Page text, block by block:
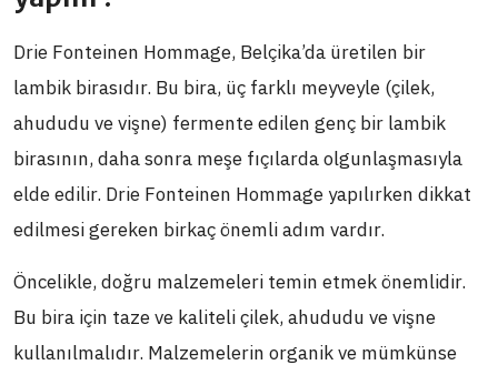
Drie Fonteinen Hommage, Belçika’da üretilen bir
lambik birasıdır. Bu bira, üç farklı meyveyle (çilek,
ahududu ve vişne) fermente edilen genç bir lambik
birasının, daha sonra meşe fıçılarda olgunlaşmasıyla
elde edilir. Drie Fonteinen Hommage yapılırken dikkat
edilmesi gereken birkaç önemli adım vardır.
Öncelikle, doğru malzemeleri temin etmek önemlidir.
Bu bira için taze ve kaliteli çilek, ahududu ve vişne
kullanılmalıdır. Malzemelerin organik ve mümkünse